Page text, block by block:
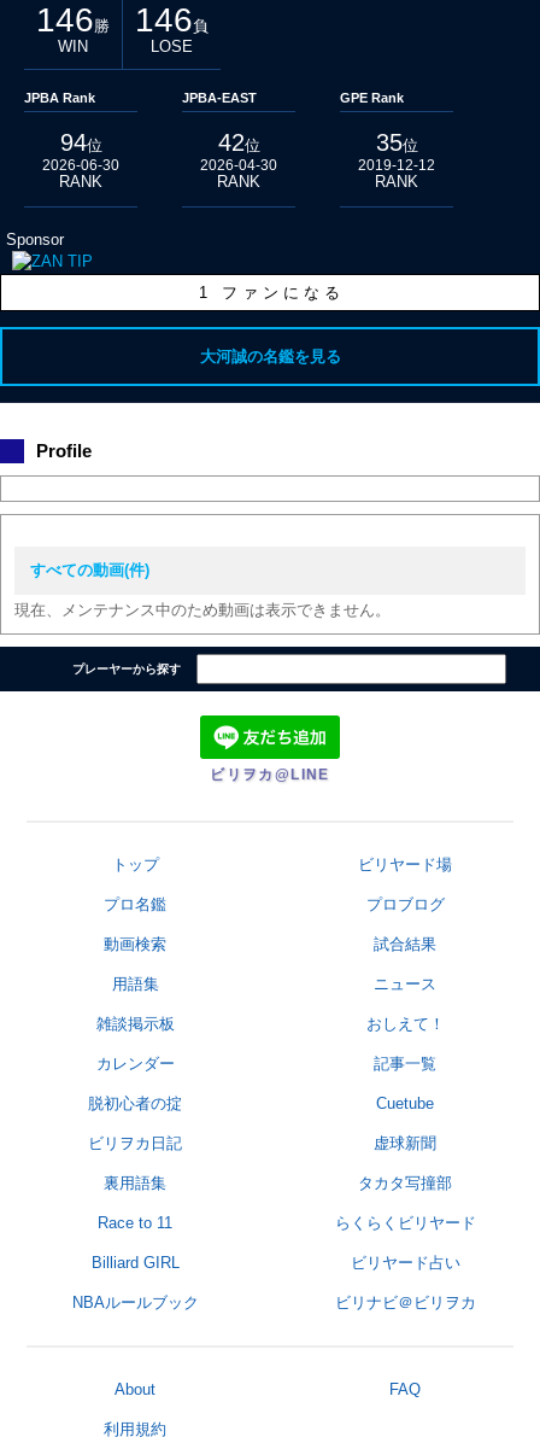
146勝
WIN
146負
LOSE
JPBA Rank
94位
2026-06-30
RANK
JPBA-EAST
42位
2026-04-30
RANK
GPE Rank
35位
2019-12-12
RANK
Sponsor
1 ファンになる
大河誠の名鑑を見る
Profile
すべての動画(件)
現在、メンテナンス中のため動画は表示できません。
プレーヤーから探す
ビリヲカ@LINE
トップ ビリヤード場
プロ名鑑 プロブログ
動画検索 試合結果
用語集 ニュース
雑談掲示板 おしえて！
カレンダー 記事一覧
脱初心者の掟 Cuetube
ビリヲカ日記 虚球新聞
裏用語集 タカタ写撞部
Race to 11 らくらくビリヤード
Billiard GIRL ビリヤード占い
NBAルールブック ビリナビ＠ビリヲカ
About FAQ
利用規約